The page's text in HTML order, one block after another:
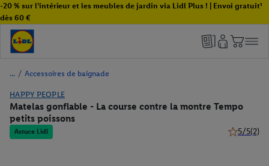
-20 % sur l’intérieur et les meubles de jardin via Lidl Plus ! | Envoi gratuit¹
dès 60 €
/ Accessoires de baignade
HAPPY PEOPLE
Matelas gonflable - La course contre la montre Tempo
petits poissons
Astuce Lidl 5/5(2)